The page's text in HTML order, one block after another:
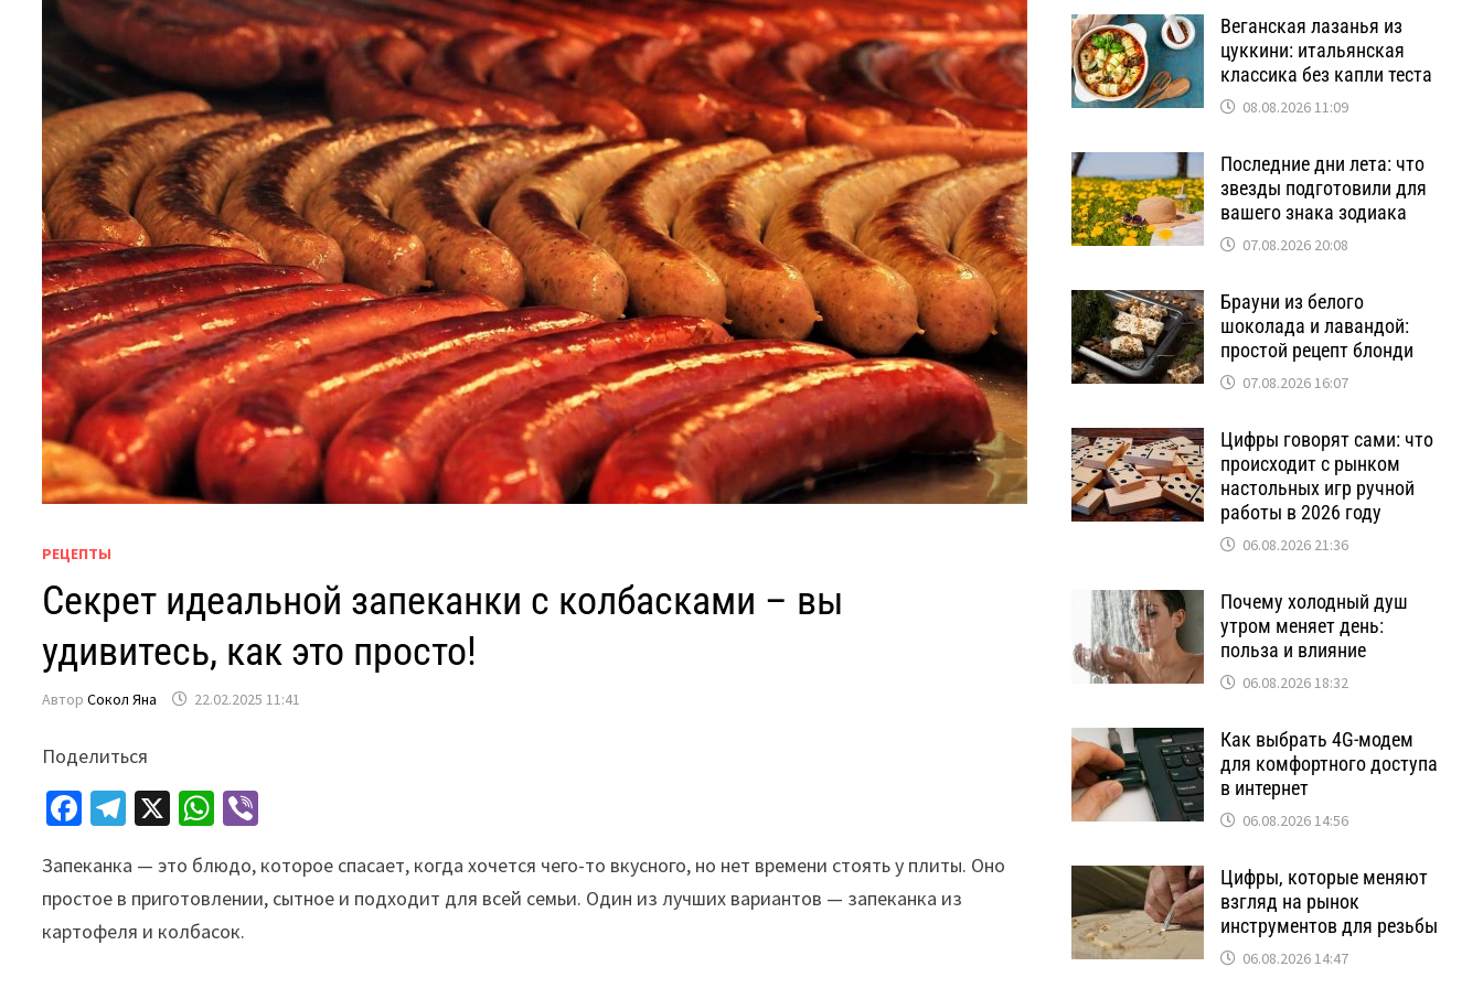
РЕЦЕПТЫ
Секрет идеальной запеканки с колбасками – вы
удивитесь, как это просто!
АвторСокол Яна 22.02.2025 11:41
Поделиться
Fa
b
o
o
Te
gr
a
m
X
W
at
sA
p
er
Запеканка — это блюдо, которое спасает, когда хочется чего-то вкусного, но нет времени стоять у плиты. Оно
простое в приготовлении, сытное и подходит для всей семьи. Один из лучших вариантов — запеканка из
картофеля и колбасок.
Веганская лазанья из
цуккини: итальянская
классика без капли теста
08.08.2026 11:09
Последние дни лета: что
звезды подготовили для
вашего знака зодиака
07.08.2026 20:08
Брауни из белого
шоколада и лавандой:
простой рецепт блонди
07.08.2026 16:07
Цифры говорят сами: что
происходит с рынком
настольных игр ручной
работы в 2026 году
06.08.2026 21:36
Почему холодный душ
утром меняет день:
польза и влияние
06.08.2026 18:32
Как выбрать 4G-модем
для комфортного доступа
в интернет
06.08.2026 14:56
Цифры, которые меняют
взгляд на рынок
инструментов для резьбы
06.08.2026 14:47